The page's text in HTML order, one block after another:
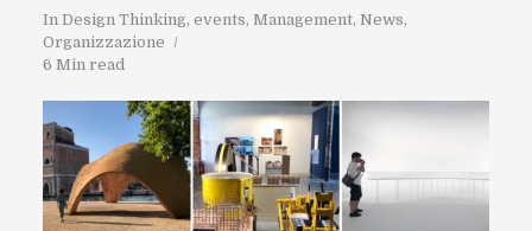
In Design Thinking, events, Management, News,
Organizzazione
6 Min read